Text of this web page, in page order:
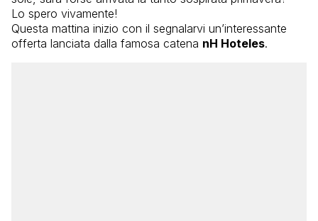
Lo spero vivamente!
Questa mattina inizio con il segnalarvi un’interessante
offerta lanciata dalla famosa catena nH Hoteles.